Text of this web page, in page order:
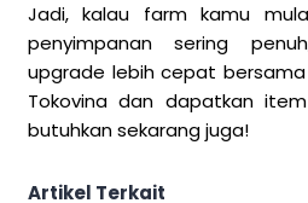
Jadi, kalau farm kamu
penyimpanan sering
upgrade lebih cepat bersama
Tokovina dan dapatkan
butuhkan sekarang juga!
Artikel Terkait